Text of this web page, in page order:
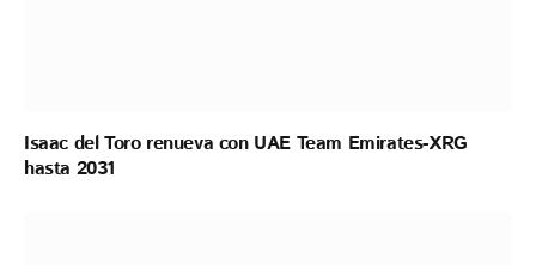
Isaac del Toro renueva con UAE Team Emirates-XRG
hasta 2031